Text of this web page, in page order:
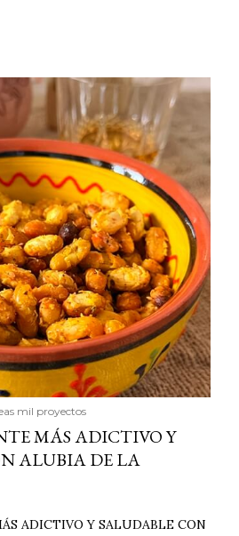
mil proyectos
MÁS ADICTIVO Y
ALUBIA DE LA
ADICTIVO Y SALUDABLE CON